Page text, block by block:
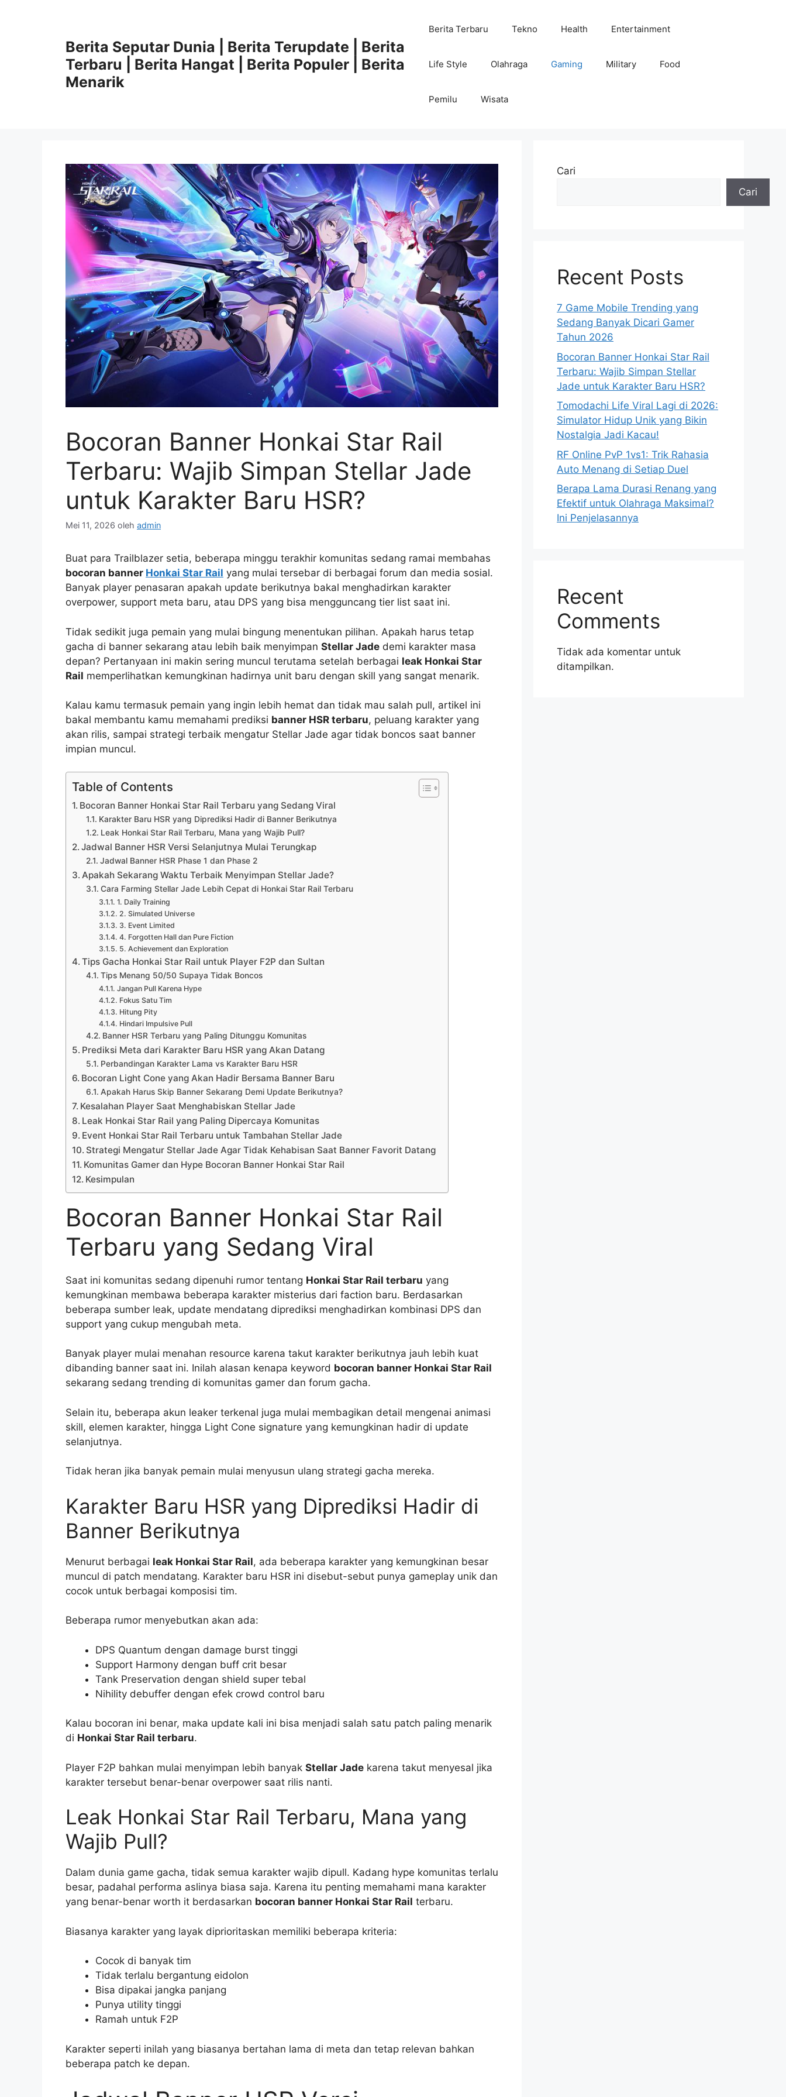
Berita Seputar Dunia | Berita Terupdate | Berita
Terbaru | Berita Hangat | Berita Populer | Berita
Menarik
Berita Terbaru Tekno Health Entertainment
Life Style Olahraga Gaming Military Food
Pemilu Wisata
Bocoran Banner Honkai Star Rail
Terbaru: Wajib Simpan Stellar Jade
untuk Karakter Baru HSR?
Mei 11, 2026 oleh admin
Buat para Trailblazer setia, beberapa minggu terakhir komunitas sedang ramai membahas
bocoran banner Honkai Star Rail yang mulai tersebar di berbagai forum dan media sosial.
Banyak player penasaran apakah update berikutnya bakal menghadirkan karakter
overpower, support meta baru, atau DPS yang bisa mengguncang tier list saat ini.
Tidak sedikit juga pemain yang mulai bingung menentukan pilihan. Apakah harus tetap
gacha di banner sekarang atau lebih baik menyimpan Stellar Jade demi karakter masa
depan? Pertanyaan ini makin sering muncul terutama setelah berbagai leak Honkai Star
Rail memperlihatkan kemungkinan hadirnya unit baru dengan skill yang sangat menarik.
Kalau kamu termasuk pemain yang ingin lebih hemat dan tidak mau salah pull, artikel ini
bakal membantu kamu memahami prediksi banner HSR terbaru, peluang karakter yang
akan rilis, sampai strategi terbaik mengatur Stellar Jade agar tidak boncos saat banner
impian muncul.
Table of Contents
Bocoran Banner Honkai Star Rail Terbaru yang Sedang Viral
Karakter Baru HSR yang Diprediksi Hadir di Banner Berikutnya
Leak Honkai Star Rail Terbaru, Mana yang Wajib Pull?
Jadwal Banner HSR Versi Selanjutnya Mulai Terungkap
Jadwal Banner HSR Phase 1 dan Phase 2
Apakah Sekarang Waktu Terbaik Menyimpan Stellar Jade?
Cara Farming Stellar Jade Lebih Cepat di Honkai Star Rail Terbaru
1. Daily Training
2. Simulated Universe
3. Event Limited
4. Forgotten Hall dan Pure Fiction
5. Achievement dan Exploration
Tips Gacha Honkai Star Rail untuk Player F2P dan Sultan
Tips Menang 50/50 Supaya Tidak Boncos
Jangan Pull Karena Hype
Fokus Satu Tim
Hitung Pity
Hindari Impulsive Pull
Banner HSR Terbaru yang Paling Ditunggu Komunitas
Prediksi Meta dari Karakter Baru HSR yang Akan Datang
Perbandingan Karakter Lama vs Karakter Baru HSR
Bocoran Light Cone yang Akan Hadir Bersama Banner Baru
Apakah Harus Skip Banner Sekarang Demi Update Berikutnya?
Kesalahan Player Saat Menghabiskan Stellar Jade
Leak Honkai Star Rail yang Paling Dipercaya Komunitas
Event Honkai Star Rail Terbaru untuk Tambahan Stellar Jade
Strategi Mengatur Stellar Jade Agar Tidak Kehabisan Saat Banner Favorit Datang
Komunitas Gamer dan Hype Bocoran Banner Honkai Star Rail
Kesimpulan
Bocoran Banner Honkai Star Rail
Terbaru yang Sedang Viral
Saat ini komunitas sedang dipenuhi rumor tentang Honkai Star Rail terbaru yang
kemungkinan membawa beberapa karakter misterius dari faction baru. Berdasarkan
beberapa sumber leak, update mendatang diprediksi menghadirkan kombinasi DPS dan
support yang cukup mengubah meta.
Banyak player mulai menahan resource karena takut karakter berikutnya jauh lebih kuat
dibanding banner saat ini. Inilah alasan kenapa keyword bocoran banner Honkai Star Rail
sekarang sedang trending di komunitas gamer dan forum gacha.
Selain itu, beberapa akun leaker terkenal juga mulai membagikan detail mengenai animasi
skill, elemen karakter, hingga Light Cone signature yang kemungkinan hadir di update
selanjutnya.
Tidak heran jika banyak pemain mulai menyusun ulang strategi gacha mereka.
Karakter Baru HSR yang Diprediksi Hadir di
Banner Berikutnya
Menurut berbagai leak Honkai Star Rail, ada beberapa karakter yang kemungkinan besar
muncul di patch mendatang. Karakter baru HSR ini disebut-sebut punya gameplay unik dan
cocok untuk berbagai komposisi tim.
Beberapa rumor menyebutkan akan ada:
DPS Quantum dengan damage burst tinggi
Support Harmony dengan buff crit besar
Tank Preservation dengan shield super tebal
Nihility debuffer dengan efek crowd control baru
Kalau bocoran ini benar, maka update kali ini bisa menjadi salah satu patch paling menarik
di Honkai Star Rail terbaru.
Player F2P bahkan mulai menyimpan lebih banyak Stellar Jade karena takut menyesal jika
karakter tersebut benar-benar overpower saat rilis nanti.
Leak Honkai Star Rail Terbaru, Mana yang
Wajib Pull?
Dalam dunia game gacha, tidak semua karakter wajib dipull. Kadang hype komunitas terlalu
besar, padahal performa aslinya biasa saja. Karena itu penting memahami mana karakter
yang benar-benar worth it berdasarkan bocoran banner Honkai Star Rail terbaru.
Biasanya karakter yang layak diprioritaskan memiliki beberapa kriteria:
Cocok di banyak tim
Tidak terlalu bergantung eidolon
Bisa dipakai jangka panjang
Punya utility tinggi
Ramah untuk F2P
Karakter seperti inilah yang biasanya bertahan lama di meta dan tetap relevan bahkan
beberapa patch ke depan.
Cari
Cari
Recent Posts
7 Game Mobile Trending yang
Sedang Banyak Dicari Gamer
Tahun 2026
Bocoran Banner Honkai Star Rail
Terbaru: Wajib Simpan Stellar
Jade untuk Karakter Baru HSR?
Tomodachi Life Viral Lagi di 2026:
Simulator Hidup Unik yang Bikin
Nostalgia Jadi Kacau!
RF Online PvP 1vs1: Trik Rahasia
Auto Menang di Setiap Duel
Berapa Lama Durasi Renang yang
Efektif untuk Olahraga Maksimal?
Ini Penjelasannya
Recent
Comments
Tidak ada komentar untuk
ditampilkan.